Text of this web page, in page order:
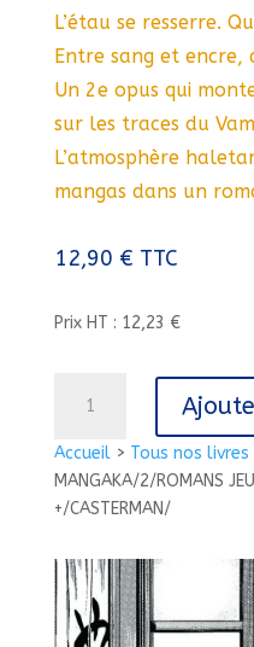
Accueil> Tous nos livres
MANGAKA/2/ROMANS
+/CASTERMAN/
L’étau se resserre.
Entre sang et encre,
Un 2e opus qui
sur les traces du
L’atmosphère
mangas dans un
12,90 € TTC
Prix HT : 12,23 €
MANGAKA/2/ROMANS
JEUNESSE
12
+/CASTERMAN/